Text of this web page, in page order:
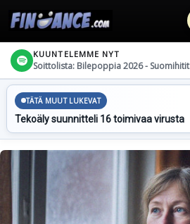
KUUNTELEMME NYT
Soittolista: Bilepoppia 2026 - Suomihitit
TÄTÄ MUUT LUKEVAT
Tekoäly suunnitteli 16 toimivaa virusta